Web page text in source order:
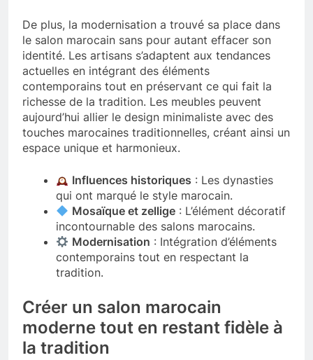
De plus, la modernisation a trouvé sa place dans
le salon marocain sans pour autant effacer son
identité. Les artisans s’adaptent aux tendances
actuelles en intégrant des éléments
contemporains tout en préservant ce qui fait la
richesse de la tradition. Les meubles peuvent
aujourd’hui allier le design minimaliste avec des
touches marocaines traditionnelles, créant ainsi un
espace unique et harmonieux.
Influences historiques : Les dynasties
qui ont marqué le style marocain.
Mosaïque et zellige : L’élément décoratif
incontournable des salons marocains.
Modernisation : Intégration d’éléments
contemporains tout en respectant la
tradition.
Créer un salon marocain
moderne tout en restant fidèle à
la tradition